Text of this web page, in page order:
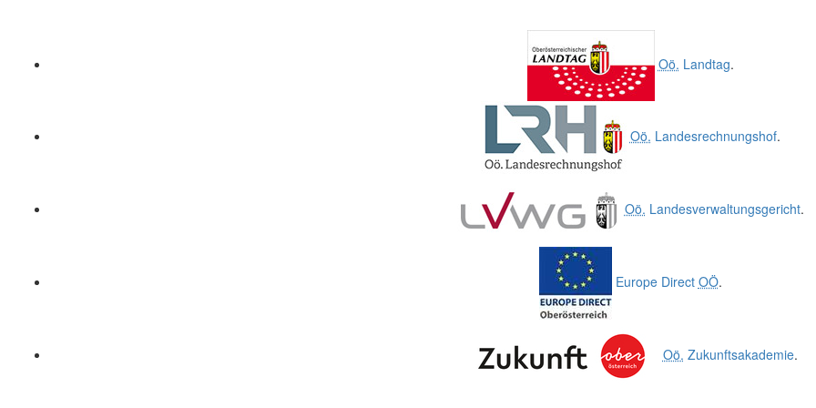
Oö. Landtag.
Oö. Landesrechnungshof.
Oö. Landesverwaltungsgericht.
Europe Direct OÖ.
Oö. Zukunftsakademie.